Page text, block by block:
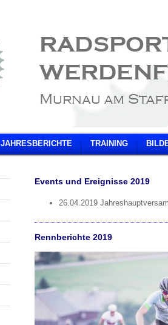
JAHRESBERICHTE TRAINING
Events und Ereignisse 2019
26.04.2019
Rennberichte 2019